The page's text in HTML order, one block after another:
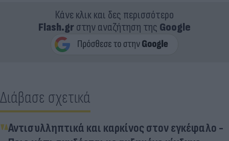
Κάνε κλικ και δες περισσότερο
Flash.grστην αναζήτηση της Google
Διάβασε σχετικά
Αντισυλληπτικά και καρκίνος στον εγκέφαλο -